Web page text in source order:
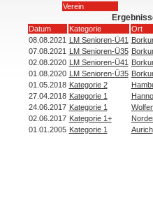
Verein
Datum Kategorie Ort
08.08.2021 LM Senioren-Ü41
07.08.2021 LM Senioren-Ü35
02.08.2020 LM Senioren-Ü41
01.08.2020 LM Senioren-Ü35
01.05.2018 Kategorie 2
27.04.2018 Kategorie 1
24.06.2017 Kategorie 1
02.06.2017 Kategorie 1+
01.01.2005 Kategorie 1 Aurich